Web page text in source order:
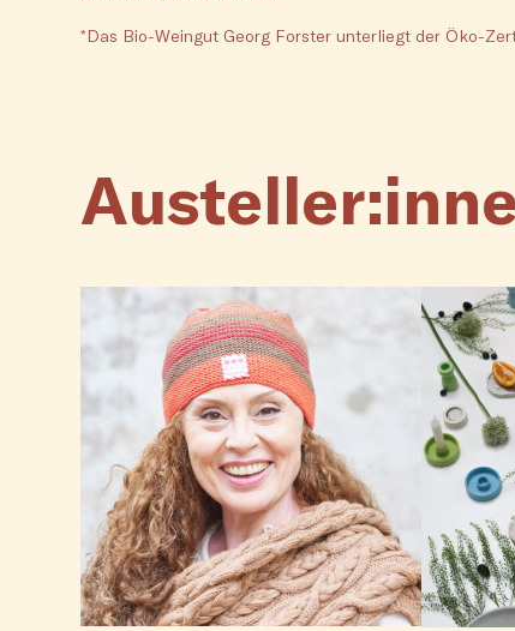
*Das Bio-Weingut Georg Forster unterliegt der Öko-